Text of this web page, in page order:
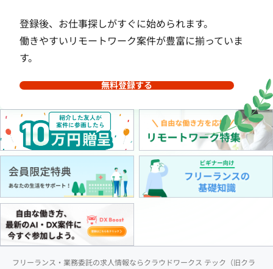
登録後、お仕事探しがすぐに始められます。
働きやすいリモートワーク案件が豊富に揃っていま
す。
無料登録する
フリーランス・業務委託の求人情報ならクラウドワークス テック（旧クラ